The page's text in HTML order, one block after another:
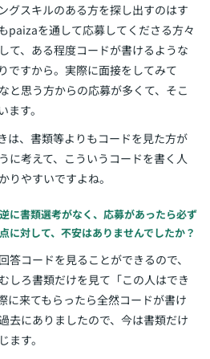
グスキルのある方を探し出すのはす
paizaを通して応募してくださる方々
て、ある程度コードが書けるような
ですから。実際に面接をしてみて
と思う方からの応募が多くて、そこ
す。
は、書類等よりもコードを見た方が
に考えて、こういうコードを書く人
りやすいですよね。
書類選考がなく、応募があったら必ず
に対して、不安はありませんでしたか？
答コードを見ることができるので、
しろ書類だけを見て「この人はでき
に来てもらったら全然コードが書け
にありましたので、今は書類だけ
ます。